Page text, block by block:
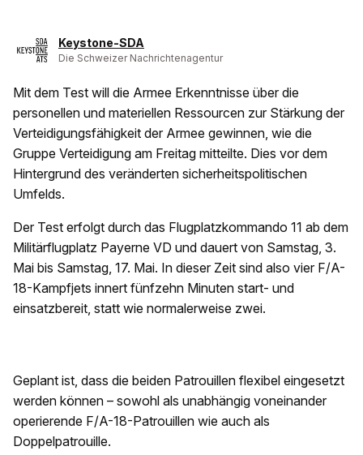
Keystone-SDA
Die Schweizer Nachrichtenagentur
Mit dem Test will die Armee Erkenntnisse über die
personellen und materiellen Ressourcen zur Stärkung der
Verteidigungsfähigkeit der Armee gewinnen, wie die
Gruppe Verteidigung am Freitag mitteilte. Dies vor dem
Hintergrund des veränderten sicherheitspolitischen
Umfelds.
Der Test erfolgt durch das Flugplatzkommando 11 ab dem
Militärflugplatz Payerne VD und dauert von Samstag, 3.
Mai bis Samstag, 17. Mai. In dieser Zeit sind also vier F/A-
18-Kampfjets innert fünfzehn Minuten start- und
einsatzbereit, statt wie normalerweise zwei.
Geplant ist, dass die beiden Patrouillen flexibel eingesetzt
werden können – sowohl als unabhängig voneinander
operierende F/A-18-Patrouillen wie auch als
Doppelpatrouille.